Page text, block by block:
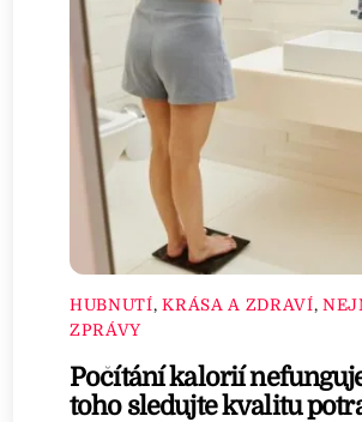
HUBNUTÍ,KRÁSA A ZDRAVÍ,
ZPRÁVY
Počítání kalorií
toho sledujte kvalitu